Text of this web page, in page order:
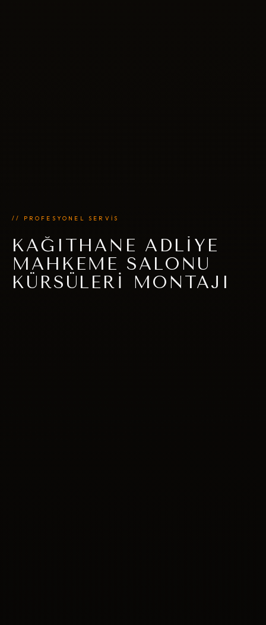
// PROFESYONEL SERVİS
KAĞITHANE ADLIYE
MAHKEME SALONU
KÜRSÜLERI MONTAJI